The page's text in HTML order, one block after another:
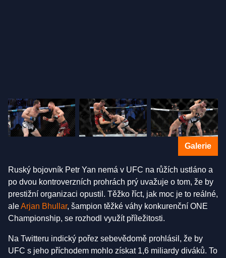
Galerie
Ruský bojovník Petr Yan nemá v UFC na růžích ustláno a
po dvou kontroverzních prohrách prý uvažuje o tom, že by
prestižní organizaci opustil. Těžko říct, jak moc je to reálné,
aleArjan Bhullar, šampion těžké váhy konkurenční ONE
Championship, se rozhodl využít příležitosti.
Na Twitteru indický pořez sebevědomě prohlásil, že by
UFC s jeho příchodem mohlo získat 1,6 miliardy diváků. To